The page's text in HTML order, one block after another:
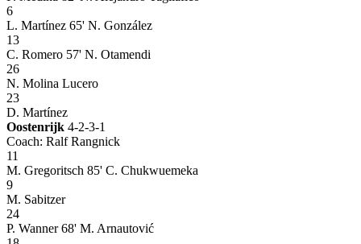
6
L. Martínez 65' N. González
13
C. Romero 57' N. Otamendi
26
N. Molina Lucero
23
D. Martínez
Oostenrijk 4-2-3-1
Coach: Ralf Rangnick
11
M. Gregoritsch 85' C. Chukwuemeka
9
M. Sabitzer
24
P. Wanner 68' M. Arnautović